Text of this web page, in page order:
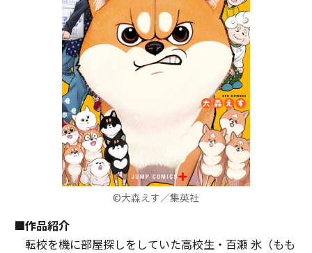
©大森えす／集英社
■作品紹介
転校を機に部屋探しをしていた高校生・百瀬 氷（もも